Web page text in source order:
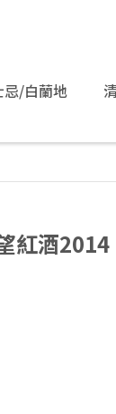
忌/白蘭地
紅酒2014